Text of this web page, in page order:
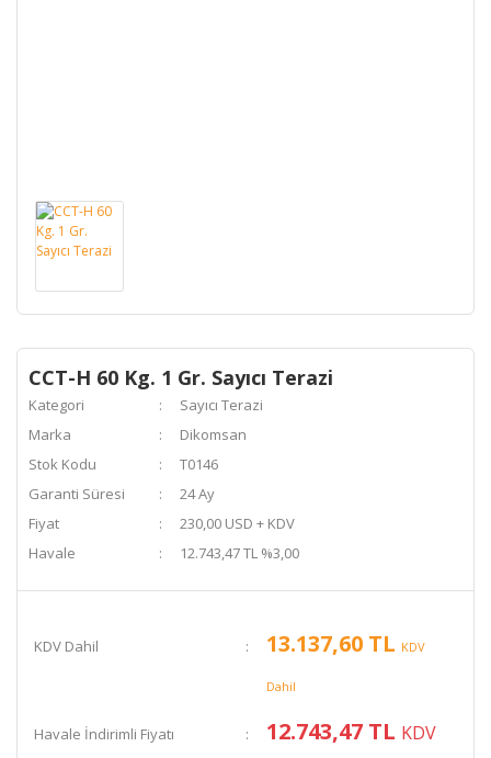
CCT-H 60 Kg. 1 Gr. Sayıcı Terazi
Kategori
Sayıcı Terazi
Marka
Dikomsan
Stok Kodu
T0146
Garanti Süresi
24 Ay
Fiyat
230,00 USD + KDV
Havale
12.743,47 TL %3,00
KDV Dahil 13.137,60 TL KDV
Dahil
Havale İndirimli Fiyatı 12.743,47 TL KDV